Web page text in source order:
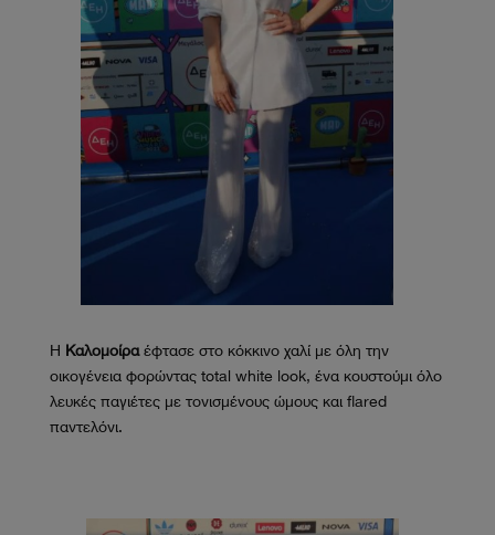
Η Καλομοίραέφτασε στο κόκκινο χαλί με όλη την
οικογένεια φορώντας total white look, ένα κουστούμι όλο
λευκές παγιέτες με τονισμένους ώμους και flared
παντελόνι.